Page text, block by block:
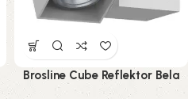
Brosline Cube Reflektor Bela
125 mm